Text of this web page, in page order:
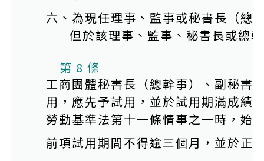
六、為現任理事、監事或秘書長（總
但於該理事、監事、秘書長或總
第 8 條
工商團體秘書長（總幹事）、副秘書
用，應先予試用，並於試用期滿成績
勞動基準法第十一條情事之一時，始
前項試用期間不得逾三個月，並於正